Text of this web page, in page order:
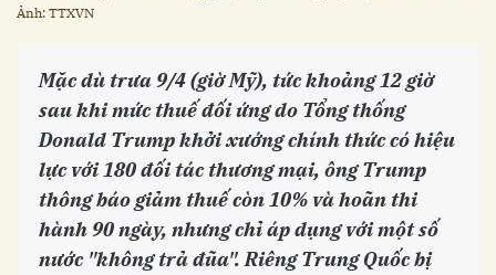
Ảnh: TTXVN
Mặc dù trưa 9/4 (giờ Mỹ), tức khoảng 12 giờ
sau khi mức thuế đối ứng do Tổng thống
Donald Trump khởi xướng chính thức có hiệu
lực với 180 đối tác thương mại, ông Trump
thông báo giảm thuế còn 10% và hoãn thi
hành 90 ngày, nhưng chỉ áp dụng với một số
nước "không trả đũa". Riêng Trung Quốc bị